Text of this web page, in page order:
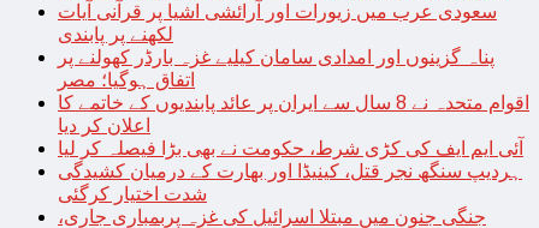
سعودی عرب میں زیورات اور آرائشی اشیا پر قرآنی آیات
لکھنے پر پابندی
پناہ گزینوں اور امدادی سامان کیلیے غزہ بارڈر کھولنے پر
اتفاق ہوگیا؛ مصر
اقوام متحدہ نے 8 سال سے ایران پر عائد پابندیوں کے خاتمے کا
اعلان کر دیا
آئی ایم ایف کی کڑی شرط، حکومت نے بھی بڑا فیصلہ کر لیا
ہردیپ سنگھ نجر قتل، کینیڈا اور بھارت کے درمیان کشیدگی
شدت اختیار کرگئی
جنگی جنون میں مبتلا اسرائیل کی غزہ پربمباری جاری،